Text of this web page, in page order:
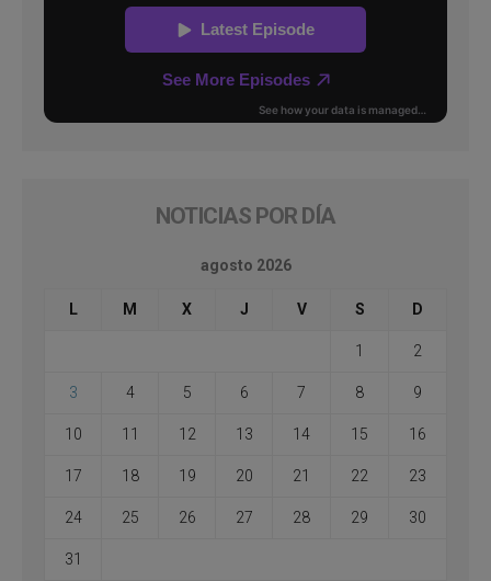
NOTICIAS POR DÍA
agosto 2026
L M X J V S D
1 2
3 4 5 6 7 8 9
10 11 12 13 14 15 16
17 18 19 20 21 22 23
24 25 26 27 28 29 30
31